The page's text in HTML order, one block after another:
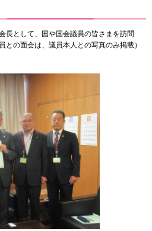
長として、国や国会議員の皆さまを訪問
との面会は、議員本人との写真のみ掲載）